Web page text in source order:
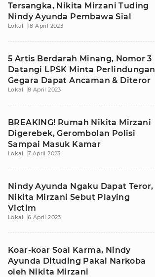
Tersangka, Nikita Mirzani Tuding
Nindy Ayunda Pembawa Sial
Lokal 18 April 2023
5 Artis Berdarah Minang, Nomor 3
Datangi LPSK Minta Perlindungan
Gegara Dapat Ancaman & Diteror
Lokal 8 April 2023
BREAKING! Rumah Nikita Mirzani
Digerebek, Gerombolan Polisi
Sampai Masuk Kamar
Lokal 7 April 2023
Nindy Ayunda Ngaku Dapat Teror,
Nikita Mirzani Sebut Playing
Victim
Lokal 6 April 2023
Koar-koar Soal Karma, Nindy
Ayunda Dituding Pakai Narkoba
oleh Nikita Mirzani